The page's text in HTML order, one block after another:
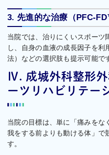
3. 先進的な治療（PFC-
当院では、治りにくいスポーツ
し、自身の血液の成長因子を
法）などの選択肢も提示可能で
Ⅳ. 成城外科整形
ーツリハビリテー
当院の目標は、単に「痛みをな
我をする前よりも動ける体」で
す。